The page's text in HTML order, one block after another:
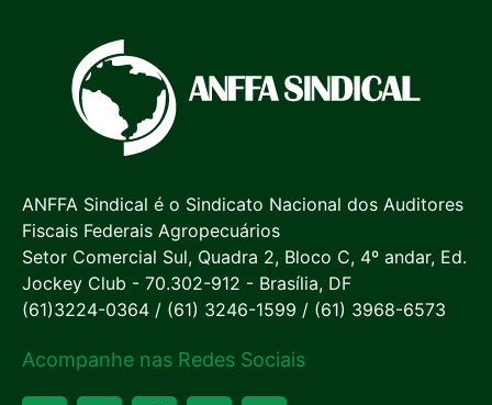
ANFFA Sindical é o Sindicato Nacional dos Auditores
Fiscais Federais Agropecuários
Setor Comercial Sul, Quadra 2, Bloco C, 4º andar, Ed.
Jockey Club - 70.302-912 - Brasília, DF
(61)3224-0364 / (61) 3246-1599 / (61) 3968-6573
Acompanhe nas Redes Sociais